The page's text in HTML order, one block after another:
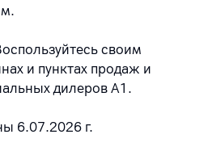
своим
и пунктах продаж и
дилеров А1.
6.07.2026 г.